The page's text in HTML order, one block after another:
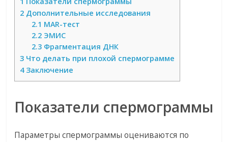
2 Дополнительные исследования
2.1 MAR-тест
2.2ЭМИС
2.3Фрагментация ДНК
3 Что делать при плохой спермограмме
4Заключение
Показатели спермограммы
Параметры спермограммы оцениваются по